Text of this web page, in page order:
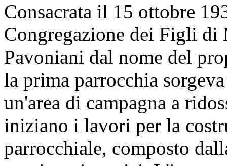
Consacrata il 15 ottobre
Congregazione dei Figli di
Pavoniani dal nome del
la prima parrocchia
un'area di campagna a
iniziano i lavori per la
parrocchiale, composto